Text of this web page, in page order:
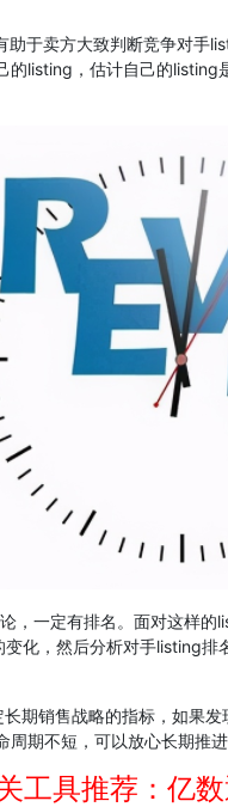
卖方大致判断竞争对手
的listing，估计自己的
一定有排名。面对这样的
化，然后分析对手listing
销售战略的指标，如果发
期不短，可以放心长期推进
工具推荐：亿